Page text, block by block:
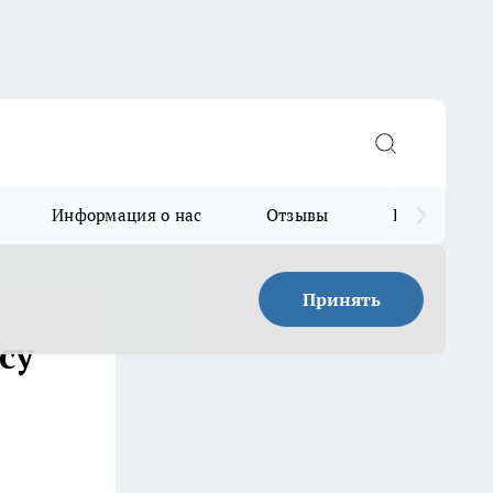
Информация о нас Отзывы Прайс для
Принять